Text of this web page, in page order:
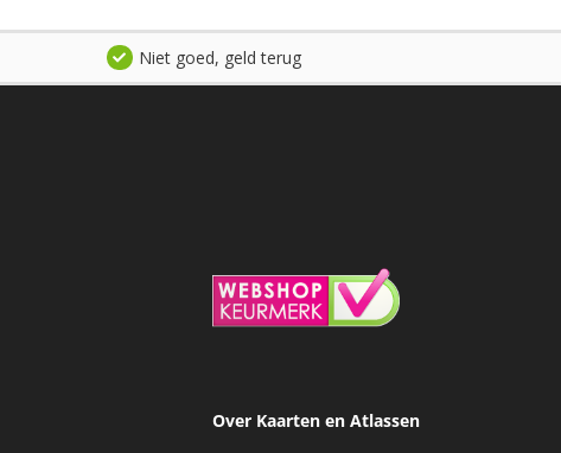
Niet goed, geld terug
Over Kaarten en Atlassen